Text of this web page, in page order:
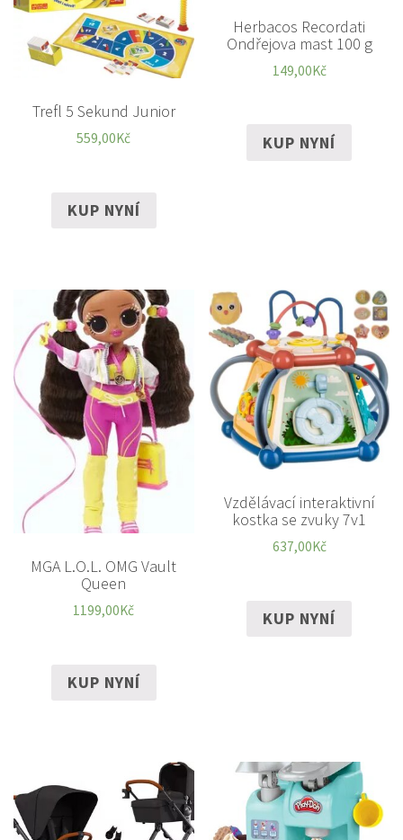
Trefl 5 Sekund Junior
559,00Kč
KUP NYNÍ
Herbacos Recordati
Ondřejova mast 100 g
149,00Kč
KUP NYNÍ
MGA L.O.L. OMG Vault
Queen
1199,00Kč
KUP NYNÍ
Vzdělávací interaktivní
kostka se zvuky 7v1
637,00Kč
KUP NYNÍ